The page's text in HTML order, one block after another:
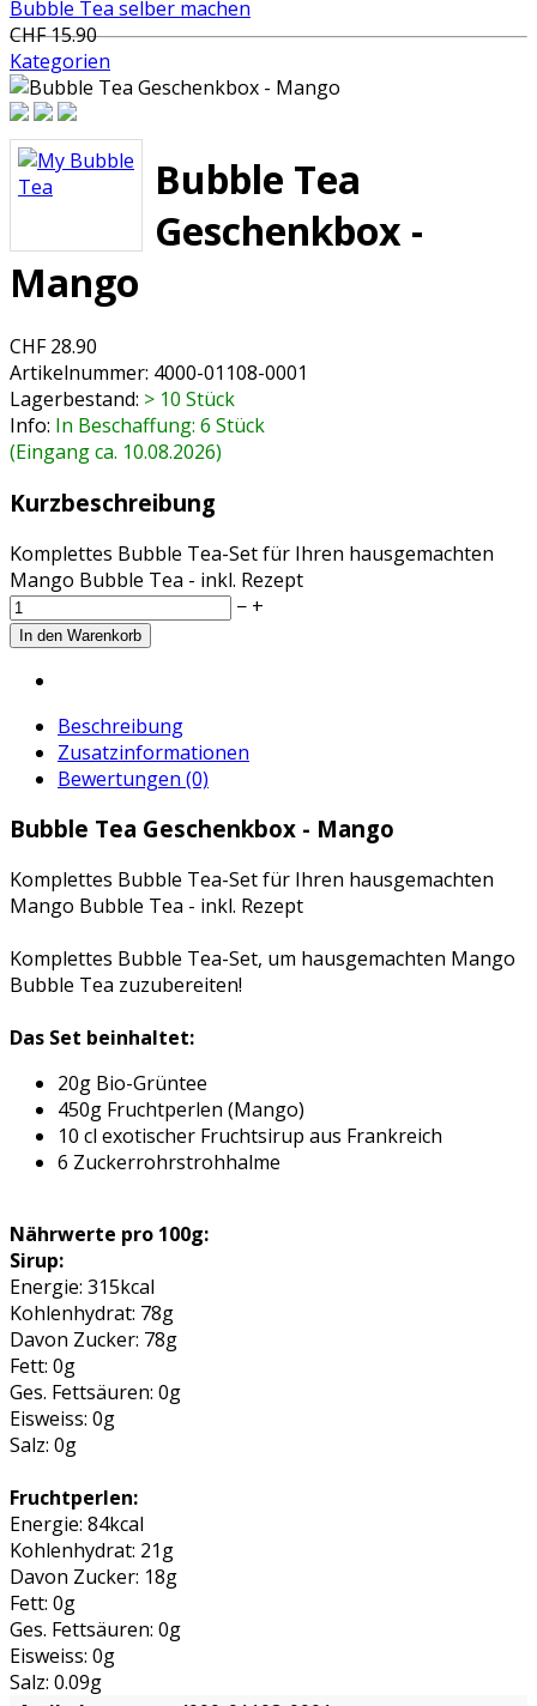
Bubble Tea selber machen
CHF 15.90
Kategorien
Bubble Tea
Geschenkbox -
Mango
CHF 28.90
Artikelnummer: 4000-01108-0001
Lagerbestand: > 10 Stück
Info: In Beschaffung: 6 Stück
(Eingang ca. 10.08.2026)
Kurzbeschreibung
Komplettes Bubble Tea-Set für Ihren hausgemachten
Mango Bubble Tea - inkl. Rezept
− +
Beschreibung
Zusatzinformationen
Bewertungen (0)
Bubble Tea Geschenkbox - Mango
Komplettes Bubble Tea-Set für Ihren hausgemachten
Mango Bubble Tea - inkl. Rezept
Komplettes Bubble Tea-Set, um hausgemachten Mango
Bubble Tea zuzubereiten!
Das Set beinhaltet:
20g Bio-Grüntee
450g Fruchtperlen (Mango)
10 cl exotischer Fruchtsirup aus Frankreich
6 Zuckerrohrstrohhalme
Nährwerte pro 100g:
Sirup:
Energie: 315kcal
Kohlenhydrat: 78g
Davon Zucker: 78g
Fett: 0g
Ges. Fettsäuren: 0g
Eisweiss: 0g
Salz: 0g
Fruchtperlen:
Energie: 84kcal
Kohlenhydrat: 21g
Davon Zucker: 18g
Fett: 0g
Ges. Fettsäuren: 0g
Eisweiss: 0g
Salz: 0.09g